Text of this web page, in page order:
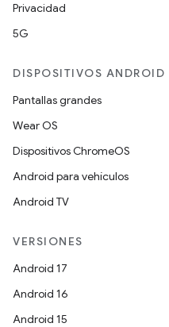
Privacidad
5G
DISPOSITIVOS ANDROID
Pantallas grandes
Wear OS
Dispositivos ChromeOS
Android para vehículos
Android TV
VERSIONES
Android 17
Android 16
Android 15